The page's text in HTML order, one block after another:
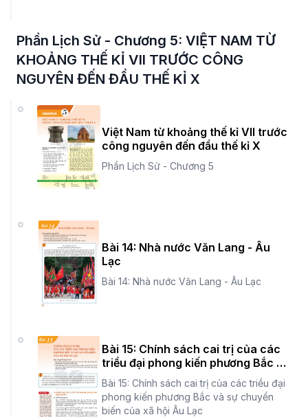
Phần Lịch Sử - Chương 5: VIỆT NAM TỪ
KHOẢNG THẾ KỈ VII TRƯỚC CÔNG
NGUYÊN ĐẾN ĐẦU THẾ KỈ X
Việt Nam từ khoảng thế kỉ VII trước
công nguyên đến đầu thế kỉ X
Phần Lịch Sử - Chương 5
Bài 14: Nhà nước Văn Lang - Âu
Lạc
Bài 14: Nhà nước Văn Lang - Âu Lạc
Bài 15: Chính sách cai trị của các
triều đại phong kiến phương Bắc và
sự chuyển biến của xã hội Âu Lạc
Bài 15: Chính sách cai trị của các triều đại
phong kiến phương Bắc và sự chuyển
biến của xã hội Âu Lạc